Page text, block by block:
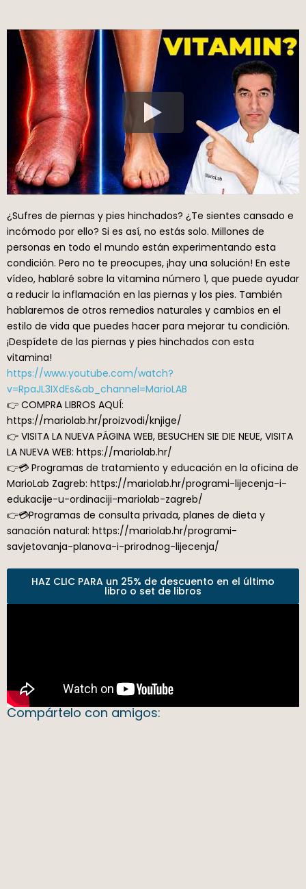
¿Sufres de piernas y pies hinchados? ¿Te sientes cansado e
incómodo por ello? Si es así, no estás solo. Millones de
personas en todo el mundo están experimentando esta
condición. Pero no te preocupes, ¡hay una solución! En este
vídeo, hablaré sobre la vitamina número 1, que puede ayudar
a reducir la inflamación en las piernas y los pies. También
hablaremos de otros remedios naturales y cambios en el
estilo de vida que puedes hacer para mejorar tu condición.
¡Despídete de las piernas y pies hinchados con esta
vitamina!
https://www.youtube.com/watch?
v=RpaJL3IXdEs&ab_channel=MarioLAB
👉 COMPRA LIBROS AQUÍ:
https://mariolab.hr/proizvodi/knjige/
👉 VISITA LA NUEVA PÁGINA WEB, BESUCHEN SIE DIE NEUE, VISITA
LA NUEVA WEB: https://mariolab.hr/
👉💳 Programas de tratamiento y educación en la oficina de
MarioLab Zagreb: https://mariolab.hr/programi-lijecenja-i-
edukacije-u-ordinaciji-mariolab-zagreb/
👉💳Programas de consulta privada, planes de dieta y
sanación natural: https://mariolab.hr/programi-
savjetovanja-planova-i-prirodnog-lijecenja/
HAZ CLIC PARA un 25% de descuento en el último
libro o set de libros
Compártelo con amigos: